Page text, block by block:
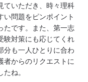
ていただき、時々理科
問題をピンポイント
たです。また、第一志
験対策にも応じてくれ
分も一人ひとりに合わ
者からのリクエストに
ね。